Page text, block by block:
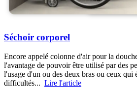
Séchoir corporel
Encore appelé colonne d'air pour la
l'avantage de pouvoir être utilisé par des
l'usage d'un ou des deux bras ou ceux qui
difficultés... Lire l'article